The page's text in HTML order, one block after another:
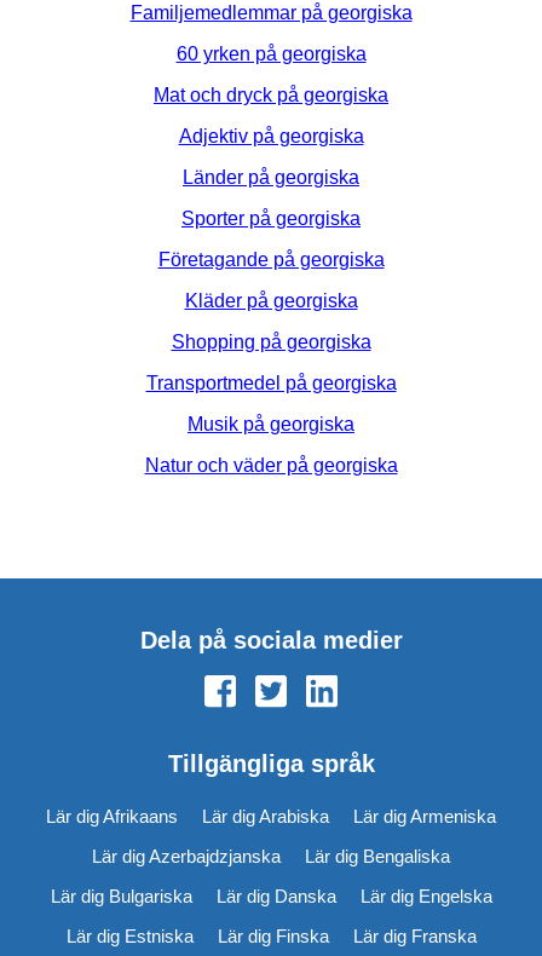
Familjemedlemmar på georgiska
60 yrken på georgiska
Mat och dryck på georgiska
Adjektiv på georgiska
Länder på georgiska
Sporter på georgiska
Företagande på georgiska
Kläder på georgiska
Shopping på georgiska
Transportmedel på georgiska
Musik på georgiska
Natur och väder på georgiska
Dela på sociala medier
Tillgängliga språk
Lär dig Afrikaans Lär dig Arabiska
Lär dig Armeniska
Lär dig Azerbajdzjanska
Lär dig Bengaliska
Lär dig Bulgariska
Lär dig Danska
Lär dig Engelska
Lär dig Estniska
Lär dig Finska
Lär dig Franska